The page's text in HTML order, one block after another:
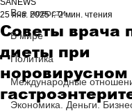
Все новости
В мире
Политика
Международные
Экономика. Деньги.
Советы врача
диеты при
норовирусном
SANEWS
25 янв. 2025 г. 2 мин. чтения